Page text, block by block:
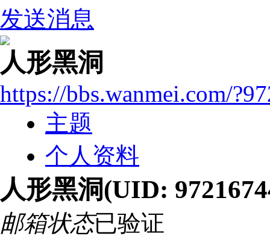
发送消息
人形黑洞
https://bbs.wanmei.com/
主题
个人资料
人形黑洞(UID:
邮箱状态已验证